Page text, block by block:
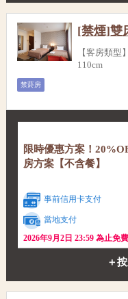
[禁煙]雙
【客房類
110cm
禁菸房
限時優惠方案！
房方案【不含餐】
事前信用卡支付
當地支付
2026年9月2日 23:59 為止免
＋